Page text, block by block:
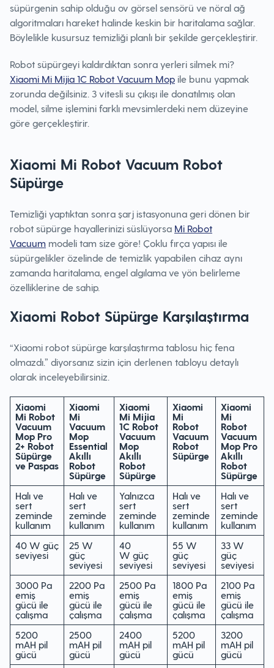
süpürgenin sahip olduğu ov görsel sensörü ve nöral ağ
algoritmaları hareket halinde keskin bir haritalama sağlar.
Böylelikle kusursuz temizliği planlı bir şekilde gerçekleştirir.
Robot süpürgeyi kaldırdıktan sonra yerleri silmek mi?
Xiaomi Mi Mijia 1C Robot Vacuum Mop ile bunu yapmak
zorunda değilsiniz. 3 vitesli su çıkışı ile donatılmış olan
model, silme işlemini farklı mevsimlerdeki nem düzeyine
göre gerçekleştirir.
Xiaomi Mi Robot Vacuum Robot
Süpürge
Temizliği yaptıktan sonra şarj istasyonuna geri dönen bir
robot süpürge hayallerinizi süslüyorsa Mi Robot
Vacuum modeli tam size göre! Çoklu fırça yapısı ile
süpürgelikler özelinde de temizlik yapabilen cihaz aynı
zamanda haritalama, engel algılama ve yön belirleme
özelliklerine de sahip.
Xiaomi Robot Süpürge Karşılaştırma
“Xiaomi robot süpürge karşılaştırma tablosu hiç fena
olmazdı.” diyorsanız sizin için derlenen tabloyu detaylı
olarak inceleyebilirsiniz.
Xiaomi
Mi Robot
Vacuum
Mop Pro
2+ Robot
Süpürge
ve Paspas
Xiaomi
Mi
Vacuum
Mop
Essential
Akıllı
Robot
Süpürge
Xiaomi
Mi Mijia
1C Robot
Vacuum
Mop
Akıllı
Robot
Süpürge
Xiaomi
Mi
Robot
Vacuum
Robot
Süpürge
Xiaomi
Mi
Robot
Vacuum
Mop Pro
Akıllı
Robot
Süpürge
Halı ve
sert
zeminde
kullanım
Halı ve
sert
zeminde
kullanım
Yalnızca
sert
zeminde
kullanım
Halı ve
sert
zeminde
kullanım
Halı ve
sert
zeminde
kullanım
40 W güç
seviyesi
25 W
güç
seviyesi
40
W güç
seviyesi
55 W
güç
seviyesi
33 W
güç
seviyesi
3000 Pa
emiş
gücü ile
çalışma
2200 Pa
emiş
gücü ile
çalışma
2500 Pa
emiş
gücü ile
çalışma
1800 Pa
emiş
gücü ile
çalışma
2100 Pa
emiş
gücü ile
çalışma
5200
mAH pil
gücü
2500
mAH pil
gücü
2400
mAH pil
gücü
5200
mAH pil
gücü
3200
mAH pil
gücü